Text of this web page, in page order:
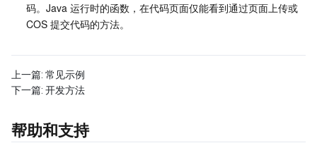
网络流日志
Anycast 公网加速
共享带宽包
VPN 连接
风险识别 RCE
游戏安全
云安全中心
漏洞扫描服务
防火墙管理
私有域解析 Private DNS
移动解析 HTTPDNS
DNSPod
云解析 DNS
腾讯电子签
腾讯会议
腾讯乐享
腾讯云企业网盘
大数据
弹性 MapReduce
Elasticsearch Service
流计算 Oceanus
AI 基础产品
人脸识别
语音合成
AI 应用产品
腾讯云智能数智人
AI 平台产品
码。Java 运行时的函数，在代码页面仅能看到通过页面上传或
COS 提交代码的方法。
上一篇: 常见示例
下一篇: 开发方法
帮助和支持